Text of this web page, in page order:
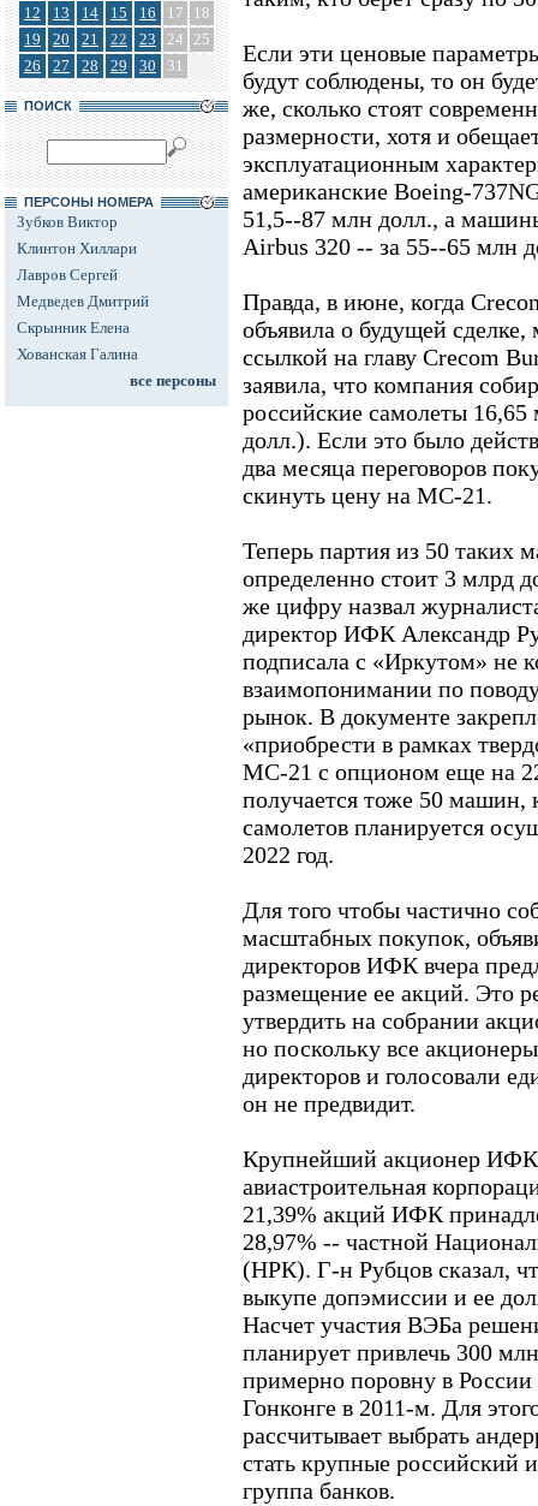
12
13 14 15 16 17
18
19
20 21 22 23 24 25
26
27 28 29 30 31
ПОИСК
ПЕРСОНЫ НОМЕРА
Зубков Виктор
Клинтон Хиллари
Лавров Сергей
Медведев Дмитрий
Скрынник Елена
Хованская Галина
все персоны
Если эти ценовые
будут соблюдены, то он
же, сколько стоят
размерности, хотя и
эксплуатационным
американские Boeing-
51,5--87 млн долл., а
Airbus 320 -- за 55--65 млн
Правда, в июне, когда
объявила о будущей сделке,
ссылкой на главу Crecom
заявила, что компания
российские самолеты
долл.). Если это было
два месяца переговоров
скинуть цену на МС-21.
Теперь партия из 50 таких
определенно стоит 3 млрд
же цифру назвал
директор ИФК Александр
подписала с «Иркутом» не
взаимопонимании по
рынок. В документе
«приобрести в рамках
МС-21 с опционом еще на
получается тоже 50 машин,
самолетов планируется
2022 год.
Для того чтобы частично
масштабных покупок,
директоров ИФК вчера
размещение ее акций. Это
утвердить на собрании
но поскольку все
директоров и голосовали
он не предвидит.
Крупнейший акционер
авиастроительная
21,39% акций ИФК
28,97% -- частной
(НРК). Г-н Рубцов сказал,
выкупе допэмиссии и ее
Насчет участия ВЭБа
планирует привлечь 300
примерно поровну в России
Гонконге в 2011-м. Для
рассчитывает выбрать
стать крупные российский
группа банков.